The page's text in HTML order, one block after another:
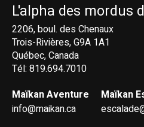
L'alpha des mordus
2206, boul. des Chenaux
Trois-Rivières, G9A 1A1
Québec, Canada
Tél: 819.694.7010
Maïkan Aventure
info@maikan.ca
Maïkan